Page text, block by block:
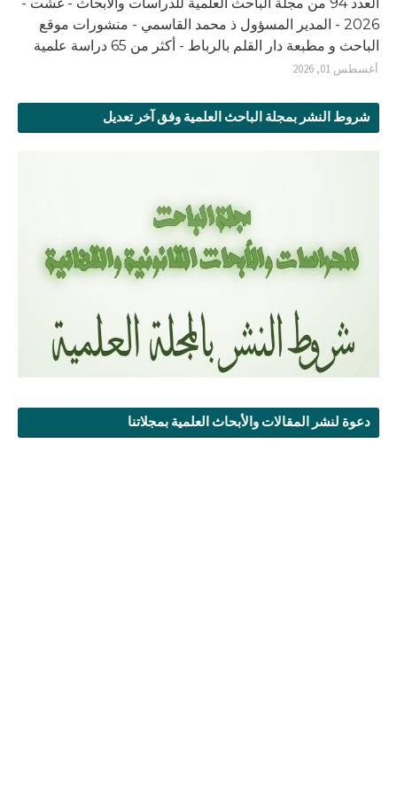
2026 - المدير المسؤول ذ محمد القاسمي - منشورات موقع
الباحث و مطبعة دار القلم بالرباط - أكثر من 65 دراسة علمية
أغسطس 01, 2026
شروط النشر بمجلة الباحث العلمية وفق آخر تعديل
دعوة لنشر المقالات والأبحاث العلمية بمجلاتنا